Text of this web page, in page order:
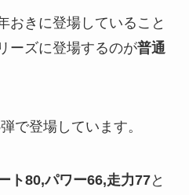
おきに登場していること
ーズに登場するのが普通
で登場しています。
ト80,パワー66,走力77と